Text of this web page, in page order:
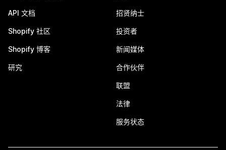
API 文档
Shopify 社区
Shopify 博客
研究
招贤纳士
投资者
新闻媒体
合作伙伴
联盟
法律
服务状态